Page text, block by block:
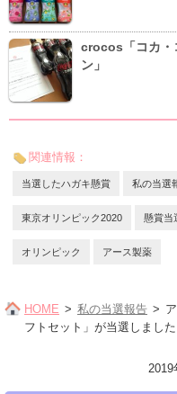
crocos「コカ・
ン」
関連情報：
当選したハガキ懸賞 私の当選
東京オリンピック2020 懸賞当
オリンピック アース製薬
HOME 私の当選報告
フトセット」が当選しました